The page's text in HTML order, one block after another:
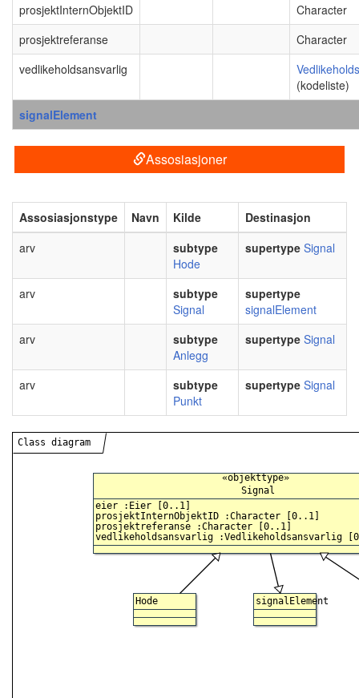
prosjektInternObjektID
Character
prosjektreferanse
Character
vedlikeholdsansvarlig
(kodeliste)
signalElement
Assosiasjoner
Assosiasjonstype Navn Kilde
Destinasjon
arv
subtype
Hode
supertype Signal
arv
subtype
Signal
supertype
signalElement
arv
subtype
Anlegg
supertype Signal
arv
subtype
Punkt
supertype Signal